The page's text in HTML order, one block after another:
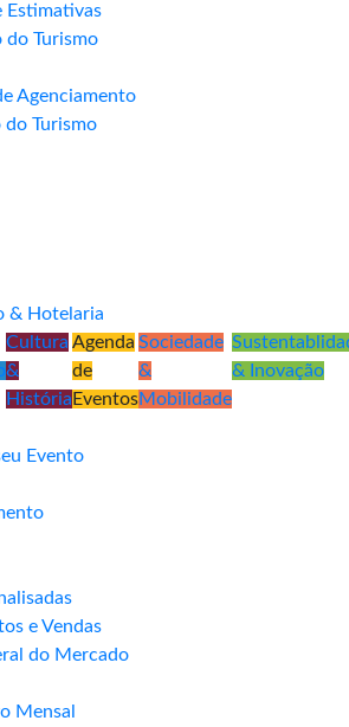
Estimativas
do Turismo
Agenciamento
do Turismo
& Hotelaria
Cultura
&
História
Agenda
de
Eventos
Sociedade
&
Mobilidade
& Inovação
Evento
e Vendas
do Mercado
Mensal​